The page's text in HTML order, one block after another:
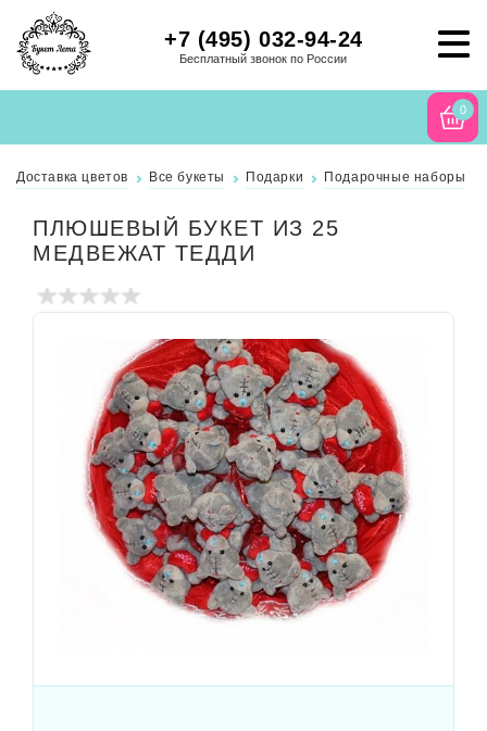
+7 (495) 032-94-24
Бесплатный звонок по России
0
Доставка цветов Все букеты Подарки Подарочные наборы
ПЛЮШЕВЫЙ БУКЕТ ИЗ 25
МЕДВЕЖАТ ТЕДДИ